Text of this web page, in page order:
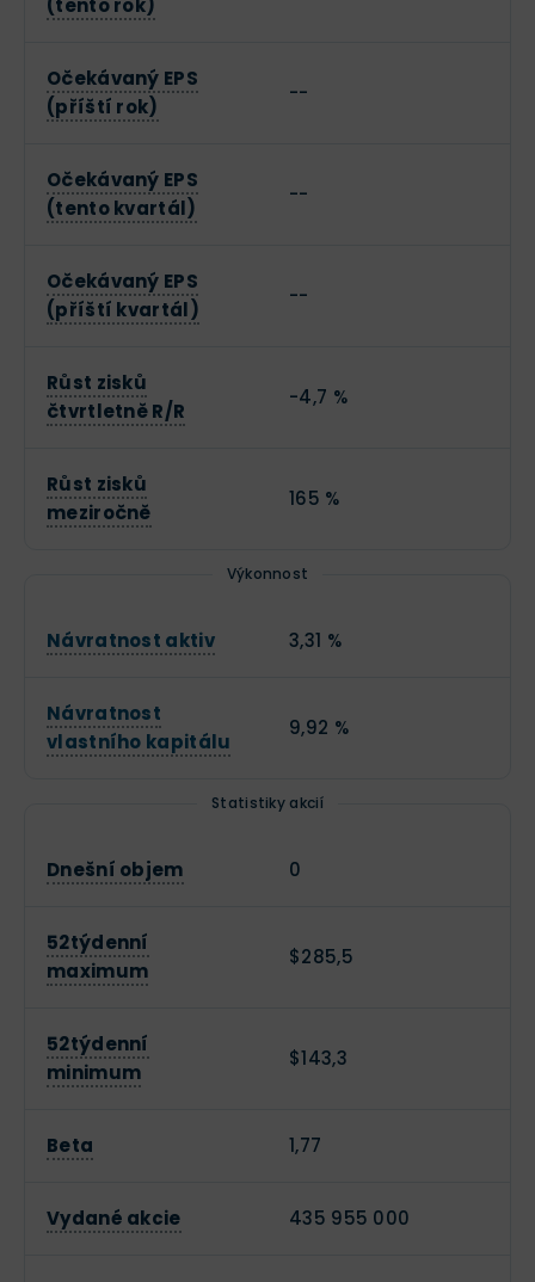
(tento rok)
Očekávaný EPS
(příští rok)
--
Očekávaný EPS
(tento kvartál)
--
Očekávaný EPS
(příští kvartál)
--
Růst zisků
čtvrtletně R/R
-4,7 %
Růst zisků
meziročně
165 %
Výkonnost
Návratnost aktiv 3,31 %
Návratnost
vlastního kapitálu
9,92 %
Statistiky akcií
Dnešní objem 0
52týdenní
maximum
$285,5
52týdenní
minimum
$143,3
Beta 1,77
Vydané akcie 435 955 000